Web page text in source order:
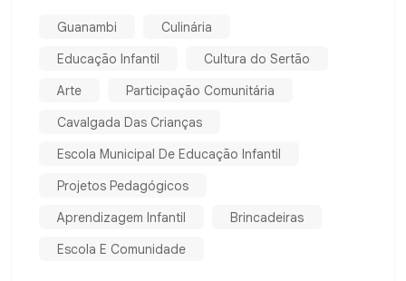
Guanambi
Culinária
Educação Infantil
Cultura do Sertão
Arte
Participação Comunitária
Cavalgada Das Crianças
Escola Municipal De Educação Infantil
Projetos Pedagógicos
Aprendizagem Infantil
Brincadeiras
Escola E Comunidade